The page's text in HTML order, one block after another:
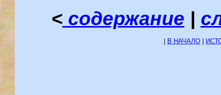
< содержание |
В НАЧАЛО